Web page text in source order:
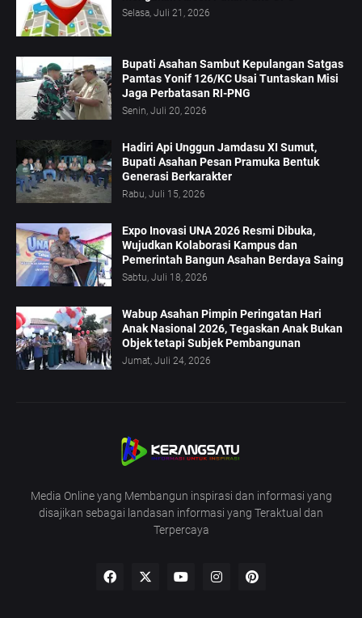
Selasa, Juli 21, 2026
Bupati Asahan Sambut Kepulangan Satgas
Pamtas Yonif 126/KC Usai Tuntaskan Misi
Jaga Perbatasan RI-PNG
Senin, Juli 20, 2026
Hadiri Api Unggun Jamdasu XI Sumut,
Bupati Asahan Pesan Pramuka Bentuk
Generasi Berkarakter
Rabu, Juli 15, 2026
Expo Inovasi UNA 2026 Resmi Dibuka,
Wujudkan Kolaborasi Kampus dan
Pemerintah Bangun Asahan Berdaya Saing
Sabtu, Juli 18, 2026
Wabup Asahan Pimpin Peringatan Hari
Anak Nasional 2026, Tegaskan Anak Bukan
Objek tetapi Subjek Pembangunan
Jumat, Juli 24, 2026
Media Online yang Membangun inspirasi dan informasi yang
disajikan sebagai landasan informasi yang Teraktual dan
Terpercaya